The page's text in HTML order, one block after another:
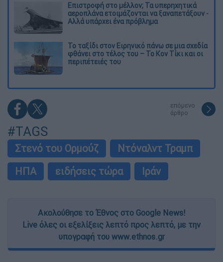
Επιστροφή στο μέλλον; Τα υπερηχητικά
αεροπλάνα ετοιμάζονται να ξαναπετάξουν -
Αλλά υπάρχει ένα πρόβλημα
Το ταξίδι στον Ειρηνικό πάνω σε μια σχεδία
φθάνει στο τέλος του – Το Κον Τίκι και οι
περιπέτειές του
επόμενο
άρθρο
#TAGS
Στενό του Ορμούζ
Ντόναλντ Τραμπ
ΗΠΑ
ειδήσεις τώρα Ιράν
Ακολούθησε το Έθνος στο Google News!
Live όλες οι εξελίξεις λεπτό προς λεπτό, με την
υπογραφή του www.ethnos.gr